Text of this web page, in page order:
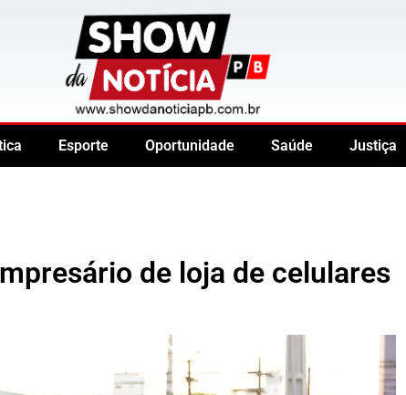
Esporte Oportunidade Saúde Justiça
de loja de celulares